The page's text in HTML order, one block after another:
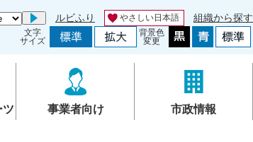
Go ルビふり やさしい日本語 組織から探す
文字
サイズ
背景色
変更
ツ 事業者向け 市政情報